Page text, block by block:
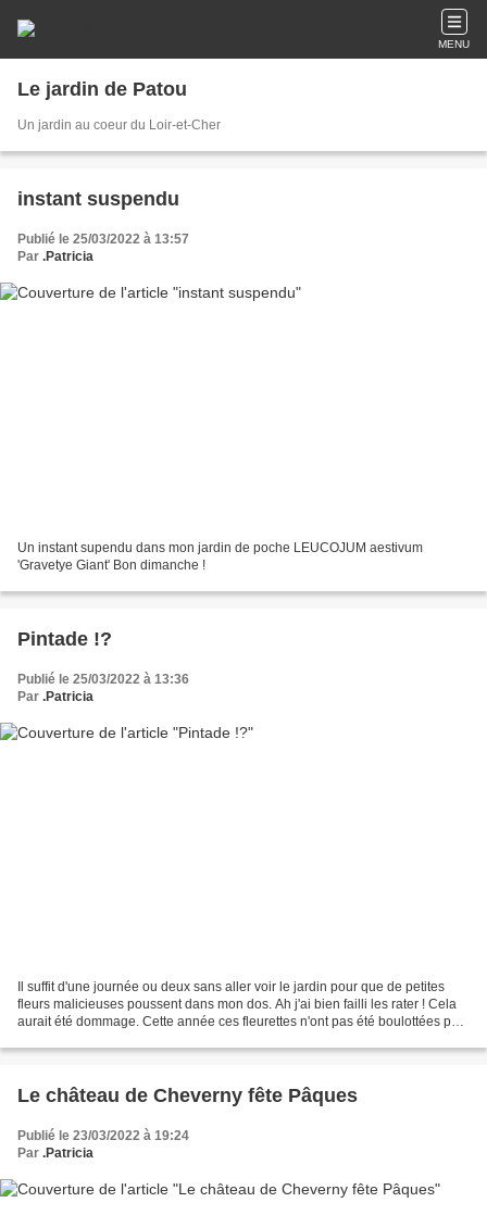
MENU
Le jardin de Patou
Un jardin au coeur du Loir-et-Cher
instant suspendu
Publié le 25/03/2022 à 13:57
Par .Patricia
Un instant supendu dans mon jardin de poche LEUCOJUM aestivum
'Gravetye Giant' Bon dimanche !
Pintade !?
Publié le 25/03/2022 à 13:36
Par .Patricia
Il suffit d'une journée ou deux sans aller voir le jardin pour que de petites
fleurs malicieuses poussent dans mon dos. Ah j'ai bien failli les rater ! Cela
aurait été dommage. Cette année ces fleurettes n'ont pas été boulottées par
Le château de Cheverny fête Pâques
Publié le 23/03/2022 à 19:24
Par .Patricia